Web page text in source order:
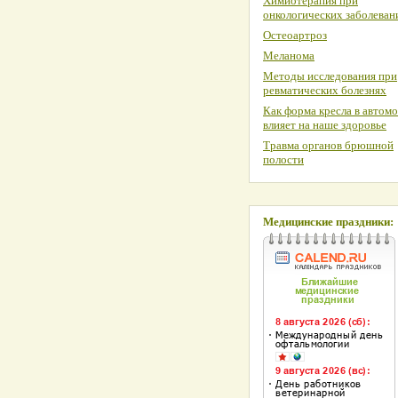
онкологических
Остеоартроз
Меланома
Методы исследования при
ревматических болезнях
Как форма кресла в
влияет на наше здоровье
Травма органов брюшной
полости
Медицинские праздники: